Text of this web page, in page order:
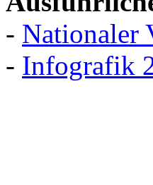
- Nationaler
- Infografik